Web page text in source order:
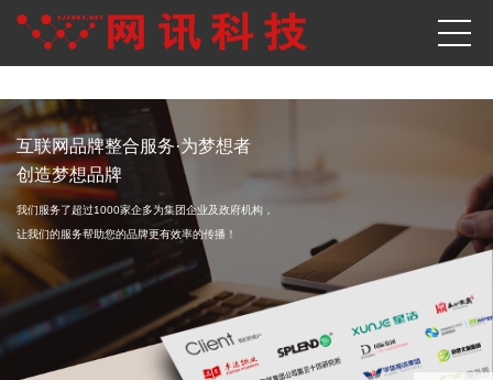
互联网品牌整合服务·为梦想者
创造梦想品牌
我们服务了超过1000家企多为集团企业及政府机构，
让我们的服务帮助您的品牌更有效率的传播！